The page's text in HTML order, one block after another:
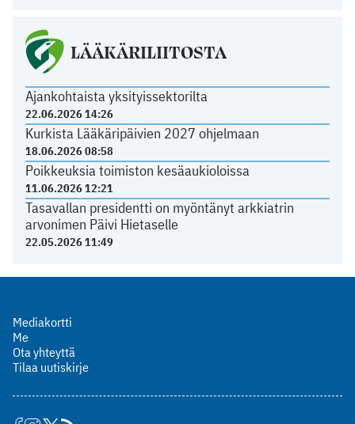
LÄÄKÄRILIITOSTA
Ajankohtaista yksityissektorilta
22.06.2026 14:26
Kurkista Lääkäripäivien 2027 ohjelmaan
18.06.2026 08:58
Poikkeuksia toimiston kesäaukioloissa
11.06.2026 12:21
Tasavallan presidentti on myöntänyt arkkiatrin
arvonimen Päivi Hietaselle
22.05.2026 11:49
Mediakortti
Me
Ota yhteyttä
Tilaa uutiskirje